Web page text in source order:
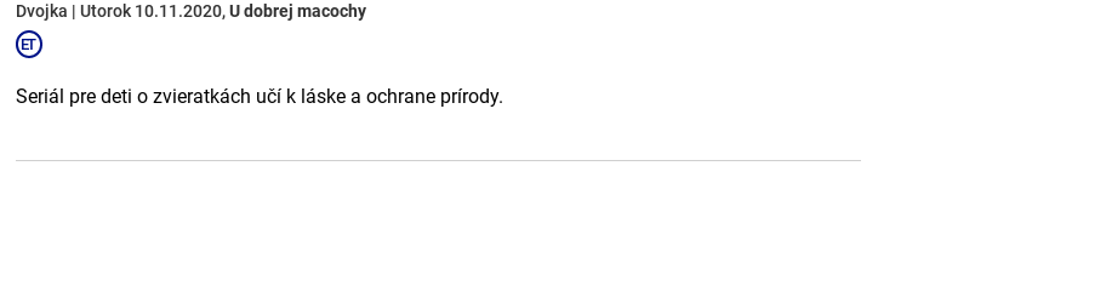
Dvojka | Utorok 10.11.2020,U dobrej macochy
Seriál pre deti o zvieratkách učí k láske a ochrane prírody.